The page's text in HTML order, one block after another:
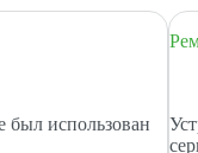
был использован